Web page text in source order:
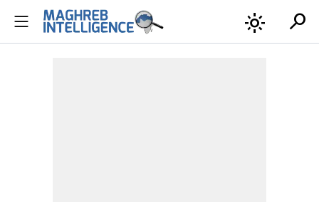
light_mode search